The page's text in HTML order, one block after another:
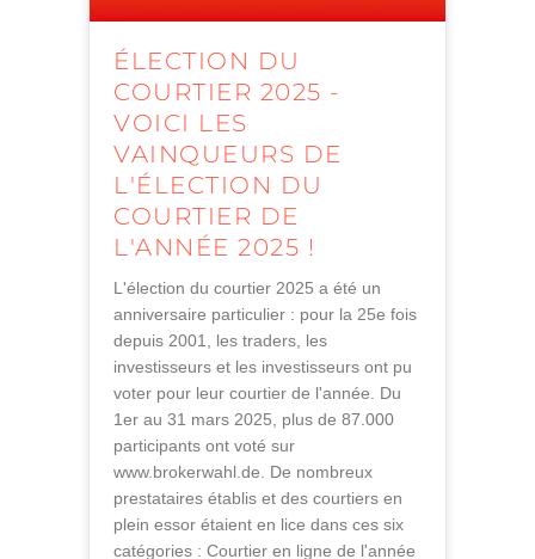
ÉLECTION DU
COURTIER 2025 -
VOICI LES
VAINQUEURS DE
L'ÉLECTION DU
COURTIER DE
L'ANNÉE 2025 !
L'élection du courtier 2025 a été un
anniversaire particulier : pour la 25e fois
depuis 2001, les traders, les
investisseurs et les investisseurs ont pu
voter pour leur courtier de l'année. Du
1er au 31 mars 2025, plus de 87.000
participants ont voté sur
www.brokerwahl.de. De nombreux
prestataires établis et des courtiers en
plein essor étaient en lice dans ces six
catégories : Courtier en ligne de l'année